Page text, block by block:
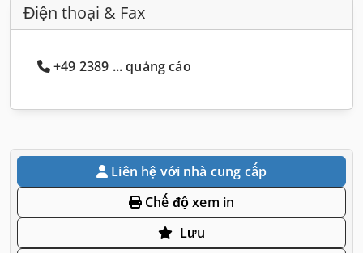
Điện thoại & Fax
+49 2389 ... quảng cáo
Liên hệ với nhà cung cấp
Chế độ xem in
Lưu